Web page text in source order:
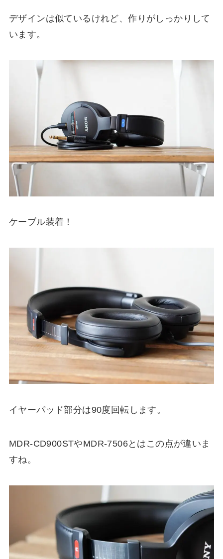
デザインは似ているけれど、作りがしっかりして
います。
ケーブル装着！
イヤーパッド部分は90度回転します。
MDR-CD900STやMDR-7506とはこの点が違いま
すね。